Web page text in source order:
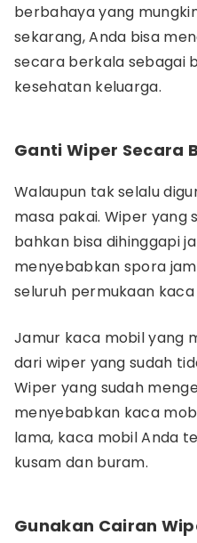
berbahaya yang
sekarang, Anda bisa
secara berkala sebagai
kesehatan keluarga.
Ganti Wiper Secara
Walaupun tak selalu
masa pakai. Wiper yang
bahkan bisa dihinggapi
menyebabkan spora
seluruh permukaan kaca
Jamur kaca mobil yang
dari wiper yang sudah
Wiper yang sudah
menyebabkan kaca
lama, kaca mobil Anda
kusam dan buram.
Gunakan Cairan